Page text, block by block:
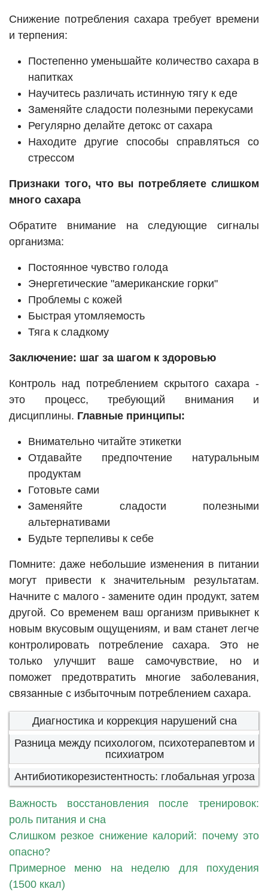
Снижение потребления сахара требует времени
и терпения:
Постепенно уменьшайте количество сахара в
напитках
Научитесь различать истинную тягу к еде
Заменяйте сладости полезными перекусами
Регулярно делайте детокс от сахара
Находите другие способы справляться со
стрессом
Признаки того, что вы потребляете слишком
много сахара
Обратите внимание на следующие сигналы
организма:
Постоянное чувство голода
Энергетические "американские горки"
Проблемы с кожей
Быстрая утомляемость
Тяга к сладкому
Заключение: шаг за шагом к здоровью
Контроль над потреблением скрытого сахара -
это процесс, требующий внимания и
дисциплины. Главные принципы:
Внимательно читайте этикетки
Отдавайте предпочтение натуральным
продуктам
Готовьте сами
Заменяйте сладости полезными
альтернативами
Будьте терпеливы к себе
Помните: даже небольшие изменения в питании
могут привести к значительным результатам.
Начните с малого - замените один продукт, затем
другой. Со временем ваш организм привыкнет к
новым вкусовым ощущениям, и вам станет легче
контролировать потребление сахара. Это не
только улучшит ваше самочувствие, но и
поможет предотвратить многие заболевания,
связанные с избыточным потреблением сахара.
Диагностика и коррекция нарушений сна
Разница между психологом, психотерапевтом и
психиатром
Антибиотикорезистентность: глобальная угроза
Важность восстановления после тренировок:
роль питания и сна
Слишком резкое снижение калорий: почему это
опасно?
Примерное меню на неделю для похудения
(1500 ккал)